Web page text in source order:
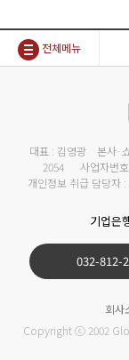
전체메뉴
대표 : 김영광 본사·
2054 사업자번
개인정보 취급 담당자
기업은
032-812-
회사
Copyright ⓒ 2002